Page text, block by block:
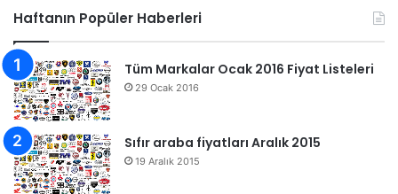
Haftanın Popüler Haberleri
Tüm Markalar Ocak 2016 Fiyat Listeleri
29 Ocak 2016
Sıfır araba fiyatları Aralık 2015
19 Aralık 2015